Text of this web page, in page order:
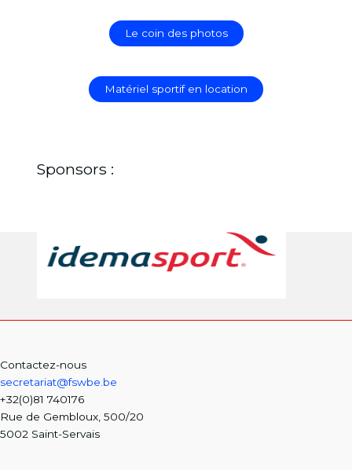
Le coin des photos
Matériel sportif en location
Sponsors :
Contactez-nous
secretariat@fswbe.be
+32(0)81 740176
Rue de Gembloux, 500/20
5002 Saint-Servais